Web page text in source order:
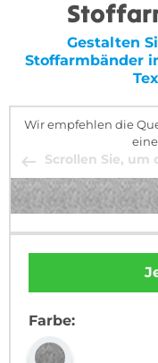
Gestalten
Stoffarmbänder
Wir empfehlen die
Scrollen Sie, um
Farbe: